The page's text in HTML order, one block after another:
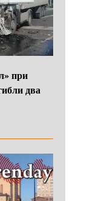
при
два